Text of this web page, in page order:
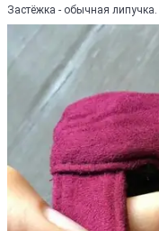
Застёжка - обычная липучка.